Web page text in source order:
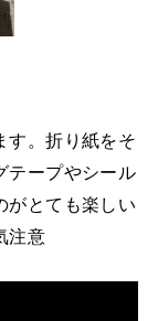
。折り紙をそ
テープやシール
がとても楽しい
注意